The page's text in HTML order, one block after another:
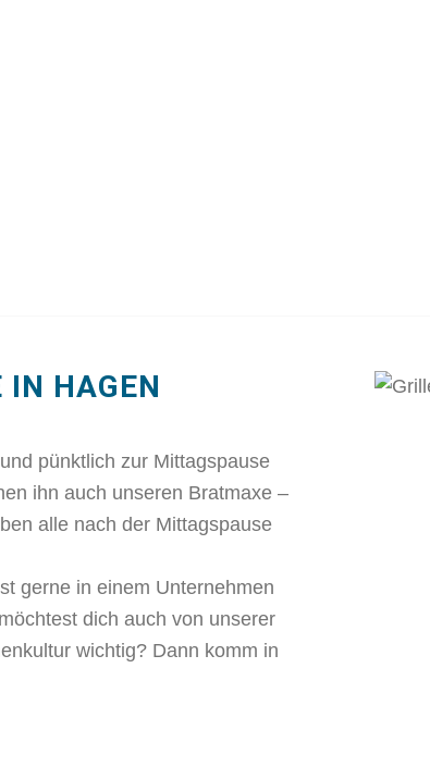
IN HAGEN
pünktlich zur Mittagspause
ihn auch unseren Bratmaxe –
alle nach der Mittagspause
gerne in einem Unternehmen
dich auch von unserer
wichtig? Dann komm in